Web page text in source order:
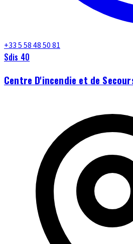
+33 5 58 48 50 81
Sdis 40
Centre D'incendie et de